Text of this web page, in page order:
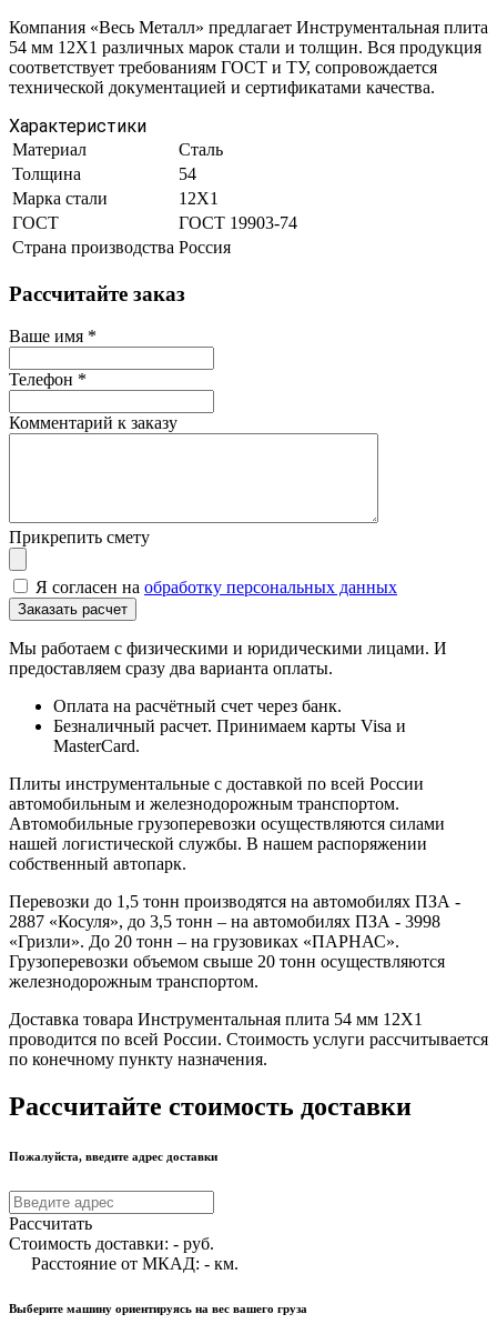
Компания «Весь Металл» предлагает Инструментальная плита
54 мм 12Х1 различных марок стали и толщин. Вся продукция
соответствует требованиям ГОСТ и ТУ, сопровождается
технической документацией и сертификатами качества.
Характеристики
Материал
Сталь
Толщина
54
Марка стали
12Х1
ГОСТ
ГОСТ 19903-74
Страна производства Россия
Рассчитайте заказ
Ваше имя *
Телефон *
Комментарий к заказу
Прикрепить смету
Я согласен на обработку персональных данных
Мы работаем с физическими и юридическими лицами. И
предоставляем сразу два варианта оплаты.
Оплата на расчётный счет через банк.
Безналичный расчет. Принимаем карты Visa и
MasterCard.
Плиты инструментальные с доставкой по всей России
автомобильным и железнодорожным транспортом.
Автомобильные грузоперевозки осуществляются силами
нашей логистической службы. В нашем распоряжении
собственный автопарк.
Перевозки до 1,5 тонн производятся на автомобилях ПЗА -
2887 «Косуля», до 3,5 тонн – на автомобилях ПЗА - 3998
«Гризли». До 20 тонн – на грузовиках «ПАРНАС».
Грузоперевозки объемом свыше 20 тонн осуществляются
железнодорожным транспортом.
Доставка товара Инструментальная плита 54 мм 12Х1
проводится по всей России. Стоимость услуги рассчитывается
по конечному пункту назначения.
Рассчитайте стоимость доставки
Пожалуйста, введите адрес доставки
Рассчитать
Стоимость доставки: - руб.
Расстояние от МКАД: - км.
Выберите машину ориентируясь на вес вашего груза